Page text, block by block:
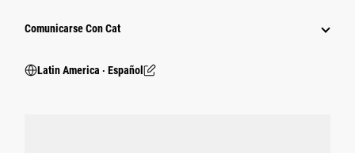
Comunicarse Con Cat
Latin America ‧ Español